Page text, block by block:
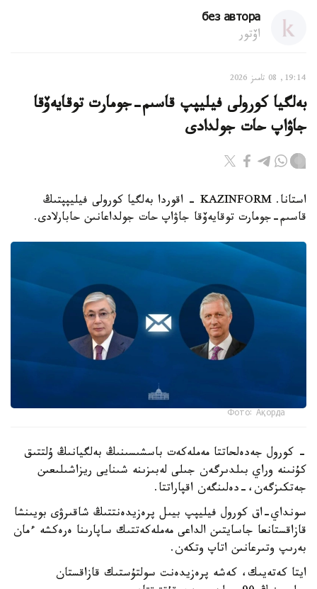
без автора
اۆتور
19:14, 08 تامىز 2026
بەلگيا كورولى فيليپپ قاسىم-جومارت توقايەۆقا
جاۋاپ حات جولدادى
استانا. KAZINFORM - اقوردا بەلگيا كورولى فيليپپتىڭ
قاسىم-جومارت توقايەۆقا جاۋاپ حات جولداعانىن حابارلادى.
Фото: Ақорда
- كورول جەدەلحاتتا مەملەكەت باسشىسىنىڭ بەلگيانىڭ ۇلتتىق
كۇنىنە وراي بىلدىرگەن جىلى لەبىزىنە شىنايى ريزاشىلىعىن
جەتكىزگەن،-دەلىنگەن اقپاراتتا.
سونداي-اق كورول فيليپپ بيىل پرەزيدەنتتىڭ شاقىرۋى بويىنشا
قازاقستانعا جاسايتىن الداعى مەملەكەتتىك ساپارىنا ەرەكشە ءمان
بەرىپ وتىرعانىن اتاپ وتكەن.
ايتا كەتەيىك، كەشە پرەزيدەنت سولتۇستىك قازاقستان